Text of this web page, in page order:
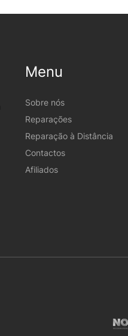
Menu
Sobre nós
Reparações
Reparação à Distância
Contactos
Afiliados